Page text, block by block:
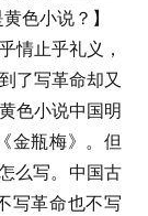
色小说？】
止乎礼义，
了写革命却又
色小说中国明
金瓶梅》。但
么写。中国古
写革命也不写